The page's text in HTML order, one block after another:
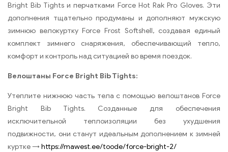
Bright Bib Tights и перчатками Force Hot Rak Pro Gloves. Эти
дополнения тщательно продуманы и дополняют мужскую
зимнюю велокуртку Force Frost Softshell, создавая единый
комплект зимнего снаряжения, обеспечивающий тепло,
комфорт и контроль над ситуацией во время поездок.
Велоштаны Force Bright Bib Tights:
Утеплите нижнюю часть тела с помощью велоштанов Force
Bright Bib Tights. Созданные для обеспечения
исключительной теплоизоляции без ухудшения
подвижности, они станут идеальным дополнением к зимней
куртке → https://mawest.ee/toode/force-bright-2/